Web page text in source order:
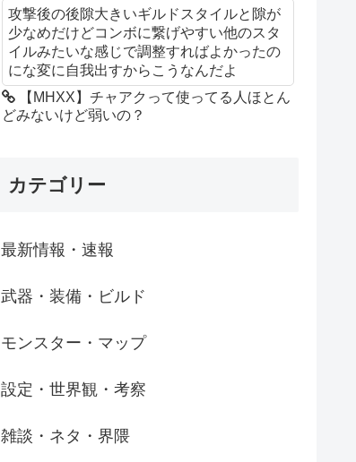
攻撃後の後隙大きいギルドスタイルと隙が
少なめだけどコンボに繋げやすい他のスタ
イルみたいな感じで調整すればよかったの
にな変に自我出すからこうなんだよ
【MHXX】チャアクって使ってる人ほとん
どみないけど弱いの？
カテゴリー
最新情報・速報
武器・装備・ビルド
モンスター・マップ
設定・世界観・考察
雑談・ネタ・界隈